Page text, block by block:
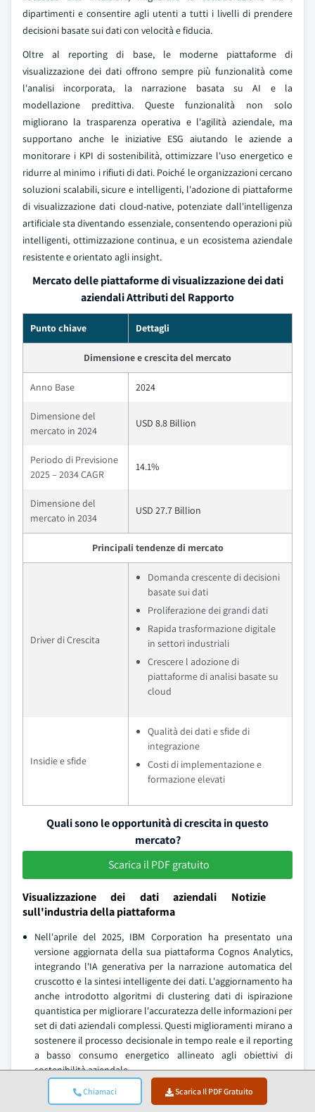
Chiamaci Scarica Il PDF Gratuito
dipartimenti e consentire agli utenti a tutti i livelli di prendere
decisioni basate sui dati con velocità e fiducia.
Oltre al reporting di base, le moderne piattaforme di
visualizzazione dei dati offrono sempre più funzionalità come
l'analisi incorporata, la narrazione basata su AI e la
modellazione predittiva. Queste funzionalità non solo
migliorano la trasparenza operativa e l'agilità aziendale, ma
supportano anche le iniziative ESG aiutando le aziende a
monitorare i KPI di sostenibilità, ottimizzare l'uso energetico e
ridurre al minimo i rifiuti di dati. Poiché le organizzazioni cercano
soluzioni scalabili, sicure e intelligenti, l'adozione di piattaforme
di visualizzazione dati cloud-native, potenziate dall'intelligenza
artificiale sta diventando essenziale, consentendo operazioni più
intelligenti, ottimizzazione continua, e un ecosistema aziendale
resistente e orientato agli insight.
Mercato delle piattaforme di visualizzazione dei dati
aziendali Attributi del Rapporto
Punto chiave Dettagli
Dimensione e crescita del mercato
Anno Base 2024
Dimensione del
mercato in 2024
USD 8.8 Billion
Periodo di Previsione
2025 – 2034 CAGR
14.1%
Dimensione del
mercato in 2034
USD 27.7 Billion
Principali tendenze di mercato
Driver di Crescita
Domanda crescente di decisioni
basate sui dati
Proliferazione dei grandi dati
Rapida trasformazione digitale
in settori industriali
Crescere l adozione di
piattaforme di analisi basate su
cloud
Insidie e sfide
Qualità dei dati e sfide di
integrazione
Costi di implementazione e
formazione elevati
Quali sono le opportunità di crescita in questo
mercato?
Scarica il PDF gratuito
Visualizzazione dei dati aziendali Notizie
sull'industria della piattaforma
Nell'aprile del 2025, IBM Corporation ha presentato una
versione aggiornata della sua piattaforma Cognos Analytics,
integrando l'IA generativa per la narrazione automatica del
cruscotto e la sintesi intelligente dei dati. L'aggiornamento ha
anche introdotto algoritmi di clustering dati di ispirazione
quantistica per migliorare l'accuratezza delle informazioni per
set di dati aziendali complessi. Questi miglioramenti mirano a
sostenere il processo decisionale in tempo reale e il reporting
a basso consumo energetico allineato agli obiettivi di
sostenibilità aziendale.
Nel febbraio 2025, Microsoft Corporation ha lanciato un
importante aggiornamento a Power BI, incorporando le